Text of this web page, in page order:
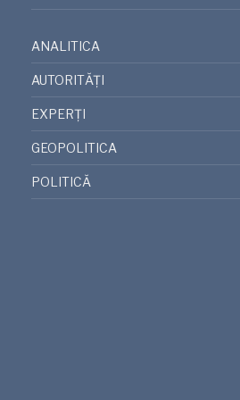
ANALITICA
AUTORITĂȚI
EXPERȚI
GEOPOLITICA
POLITICĂ